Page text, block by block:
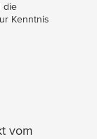
in einem neuen
die
in einem
Kenntnis
vom